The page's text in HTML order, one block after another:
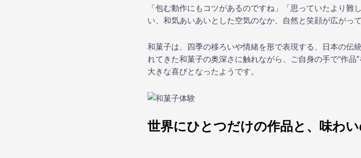
「包む動作にもコツがあるのですね」「思っていたより難
い、和気あいあいとした空気のなか、自然と笑顔が広がって
和菓子は、四季の移ろいや情緒を形で表現する、日本の伝
れてきた和菓子の奥深さに触れながら、ご自身の手で“作
大きな喜びとなったようです。
世界にひとつだけの作品と、味わい